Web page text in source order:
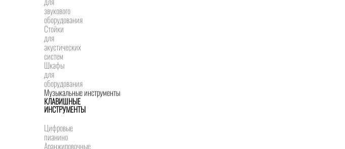
звукового
оборудования
Стойки
для
акустических
систем
Шкафы
для
оборудования
Музыкальные инструменты
КЛАВИШНЫЕ
ИНСТРУМЕНТЫ
Цифровые
пианино
Аранжировочные